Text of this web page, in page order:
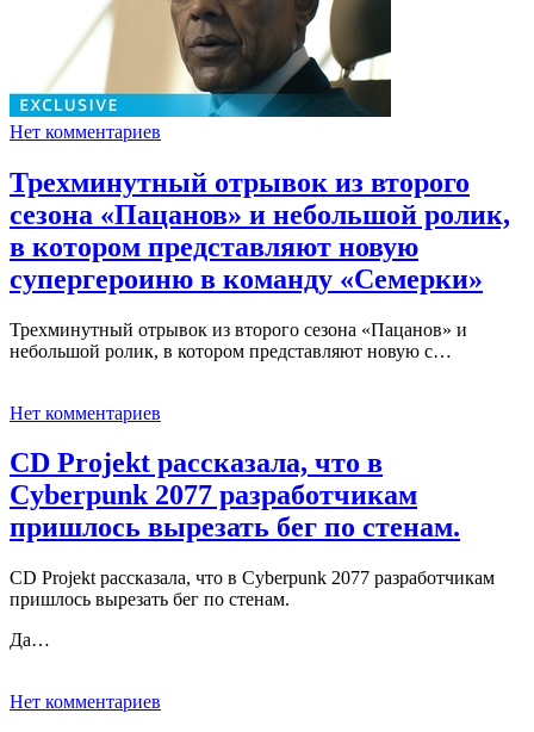
Нет комментариев
Трехминутный отрывок из второго
сезона «Пацанов» и небольшой ролик,
в котором представляют новую
супергероиню в команду «Семерки»
Трехминутный отрывок из второго сезона «Пацанов» и
небольшой ролик, в котором представляют новую с…
Нет комментариев
CD Projekt рассказала, что в
Cyberpunk 2077 разработчикам
пришлось вырезать бег по стенам.
CD Projekt рассказала, что в Cyberpunk 2077 разработчикам
пришлось вырезать бег по стенам.
Да…
Нет комментариев